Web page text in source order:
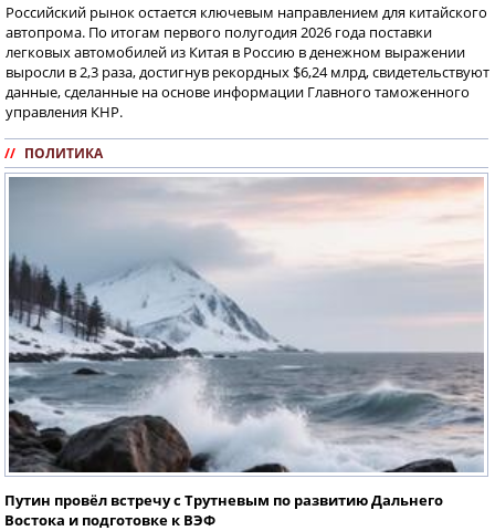
Российский рынок остается ключевым направлением для китайского
автопрома. По итогам первого полугодия 2026 года поставки
легковых автомобилей из Китая в Россию в денежном выражении
выросли в 2,3 раза, достигнув рекордных $6,24 млрд, свидетельствуют
данные, сделанные на основе информации Главного таможенного
управления КНР.
// ПОЛИТИКА
Путин провёл встречу с Трутневым по развитию Дальнего
Востока и подготовке к ВЭФ